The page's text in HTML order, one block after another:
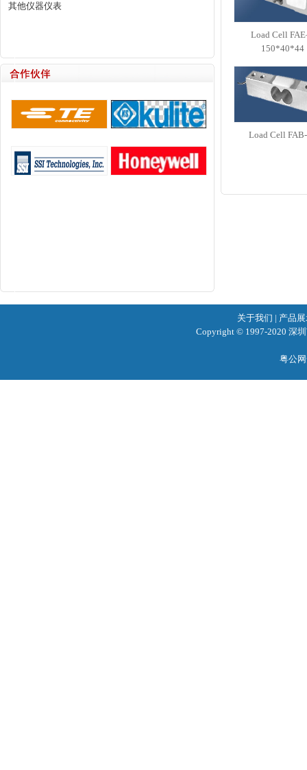
其他仪器仪表
Load Cell
150*40*44
Load Cell
关于我们 | 产品
Copyright © 1997-2020 深
粤公